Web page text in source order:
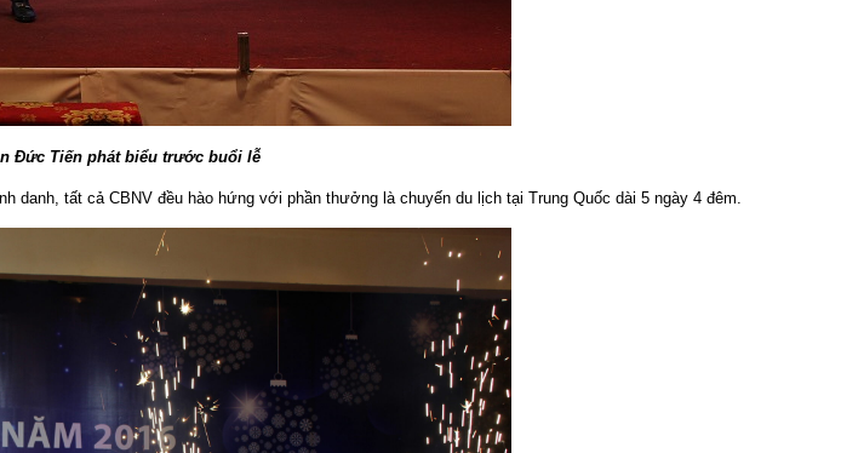
Đức Tiến phát biểu trước buổi lễ
tất cả CBNV đều hào hứng với phần thưởng là chuyến du lịch tại Trung Quốc dài 5 ngày 4 đêm.